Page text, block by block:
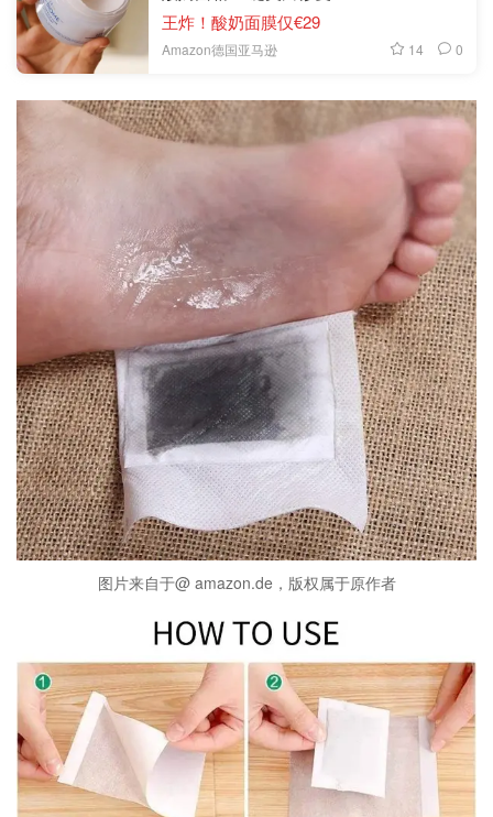
王炸！酸奶面膜仅€29
Amazon德国亚马逊 14 0
图片来自于@ amazon.de，版权属于原作者